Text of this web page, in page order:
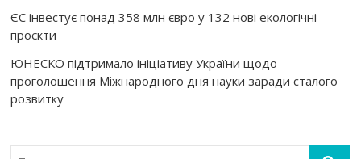
ЄС інвестує понад 358 млн євро у 132 нові екологічні
проєкти
ЮНЕСКО підтримало ініціативу України щодо
проголошення Міжнародного дня науки заради сталого
розвитку